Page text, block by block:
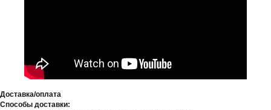
Доставка/оплата
Способы доставки: